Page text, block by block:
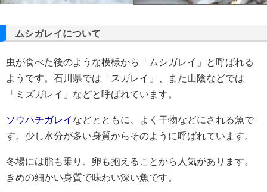
ムシガレイについて
虫が食べた後のような模様から「ムシガレイ」と呼ばれる
ようです。石川県では「スガレイ」、また山陰などでは
「ミズガレイ」などと呼ばれています。
ソウハチガレイ などとともに、よく干物などにされる魚で
す。少し水分が多い身質からそのように呼ばれています。
冬場には脂も乗り、卵も抱えることから人気があります。
きめの細かい身質で味わい深い魚です。